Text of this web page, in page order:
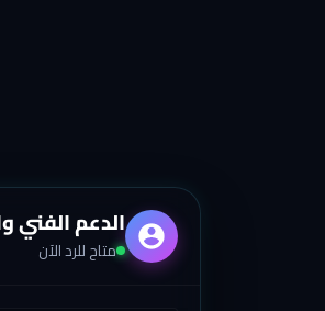
الدعم الفني
متاح للرد الآن